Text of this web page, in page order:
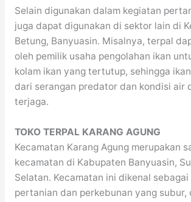
Selain digunakan dalam kegiatan
juga dapat digunakan di sektor lain di
Betung, Banyuasin. Misalnya, terpal
oleh pemilik usaha pengolahan ikan
kolam ikan yang tertutup, sehingga
dari serangan predator dan kondisi air
terjaga.
TOKO TERPAL KARANG AGUNG
Kecamatan Karang Agung merupakan
kecamatan di Kabupaten Banyuasin,
Selatan. Kecamatan ini dikenal
pertanian dan perkebunan yang subur,